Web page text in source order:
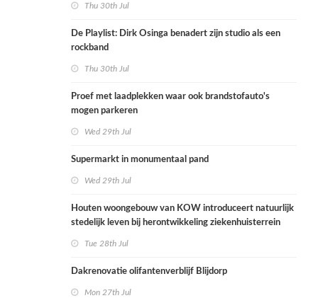
Thu 30th Jul
De Playlist: Dirk Osinga benadert zijn studio als een
rockband
Thu 30th Jul
Proef met laadplekken waar ook brandstofauto's
mogen parkeren
Wed 29th Jul
Supermarkt in monumentaal pand
Wed 29th Jul
Houten woongebouw van KOW introduceert natuurlijk
stedelijk leven bij herontwikkeling ziekenhuisterrein
Tue 28th Jul
Dakrenovatie olifantenverblijf Blijdorp
Mon 27th Jul